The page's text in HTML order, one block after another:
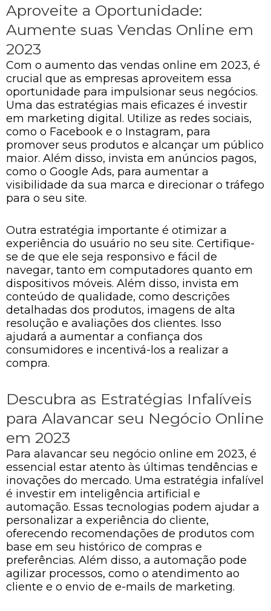
Aproveite a Oportunidade:
Aumente suas Vendas Online em
2023
Com o aumento das vendas online em 2023, é
crucial que as empresas aproveitem essa
oportunidade para impulsionar seus negócios.
Uma das estratégias mais eficazes é investir
em marketing digital. Utilize as redes sociais,
como o Facebook e o Instagram, para
promover seus produtos e alcançar um público
maior. Além disso, invista em anúncios pagos,
como o Google Ads, para aumentar a
visibilidade da sua marca e direcionar o tráfego
para o seu site.
Outra estratégia importante é otimizar a
experiência do usuário no seu site. Certifique-
se de que ele seja responsivo e fácil de
navegar, tanto em computadores quanto em
dispositivos móveis. Além disso, invista em
conteúdo de qualidade, como descrições
detalhadas dos produtos, imagens de alta
resolução e avaliações dos clientes. Isso
ajudará a aumentar a confiança dos
consumidores e incentivá-los a realizar a
compra.
Descubra as Estratégias Infalíveis
para Alavancar seu Negócio Online
em 2023
Para alavancar seu negócio online em 2023, é
essencial estar atento às últimas tendências e
inovações do mercado. Uma estratégia infalível
é investir em inteligência artificial e
automação. Essas tecnologias podem ajudar a
personalizar a experiência do cliente,
oferecendo recomendações de produtos com
base em seu histórico de compras e
preferências. Além disso, a automação pode
agilizar processos, como o atendimento ao
cliente e o envio de e-mails de marketing.